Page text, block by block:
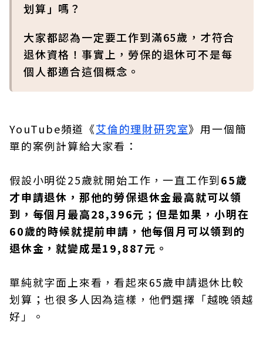
划算」嗎？
大家都認為一定要工作到滿65歲，才符合
退休資格！事實上，勞保的退休可不是每
個人都適合這個概念。
YouTube頻道《艾倫的理財研究室》用一個簡
單的案例計算給大家看：
假設小明從25歲就開始工作，一直工作到65歲
才申請退休，那他的勞保退休金最高就可以領
到，每個月最高28,396元；但是如果，小明在
60歲的時候就提前申請，他每個月可以領到的
退休金，就變成是19,887元。
單純就字面上來看，看起來65歲申請退休比較
划算；也很多人因為這樣，他們選擇「越晚領越
好」。